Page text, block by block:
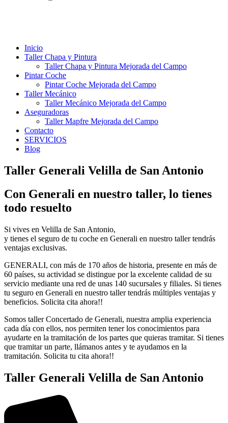
Inicio
Taller Chapa y Pintura
Taller Chapa y Pintura Mejorada del Campo
Pintar Coche
Pintar Coche Mejorada del Campo
Taller Mecánico
Taller Mecánico Mejorada del Campo
Aseguradoras
Taller Mapfre Mejorada del Campo
Contacto
SERVICIOS
Blog
Taller Generali Velilla de San Antonio
Con Generali en nuestro taller, lo tienes
todo resuelto
Si vives en Velilla de San Antonio,
y tienes el seguro de tu coche en Generali en nuestro taller tendrás
ventajas exclusivas.
GENERALI, con más de 170 años de historia, presente en más de
60 países, su actividad se distingue por la excelente calidad de su
servicio mediante una red de unas 140 sucursales y filiales. Si tienes
tu seguro en Generali en nuestro taller tendrás múltiples ventajas y
beneficios. Solicita cita ahora!!
Somos taller Concertado de Generali, nuestra amplia experiencia
cada día con ellos, nos permiten tener los conocimientos para
ayudarte en la tramitación de los partes que quieras tramitar. Si tienes
que tramitar un parte, llámanos antes y te ayudamos en la
tramitación. Solicita tu cita ahora!!
Taller Generali Velilla de San Antonio